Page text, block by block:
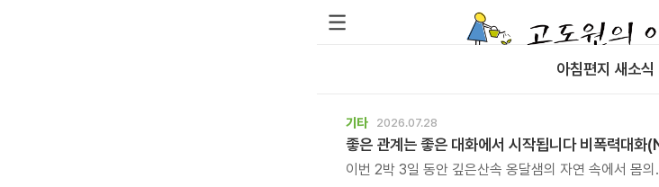
아침편지 새소식
기타 2026.07.28
이번 2박 3일 동안 깊은산속 옹달샘의 자연 속에서 몸의